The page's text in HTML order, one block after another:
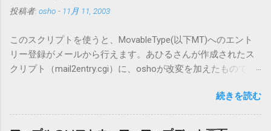
投稿者: osho - 11月 11, 2003
このスクリプトを使うと、MovableType(以下MT)へのエント
リー登録がメールから行えます。あひるさんが作成されたス
クリプト（mail2entry.cgi）に、oshoが改変を加えたもので
ーも出来ます。 バージョン0.5.3以降の動作確認はMT3.11で行
っています。0.5.2まではMT2.661で確認していました。0.5.3以
降もたぶん動くと思います。 現在のバージョンは0.5.3です。
続きを読む